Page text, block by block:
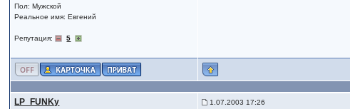
Пол: Мужской
Реальное имя: Евгений
Репутация: 5
LP_FUNKy 1.07.2003 17:26